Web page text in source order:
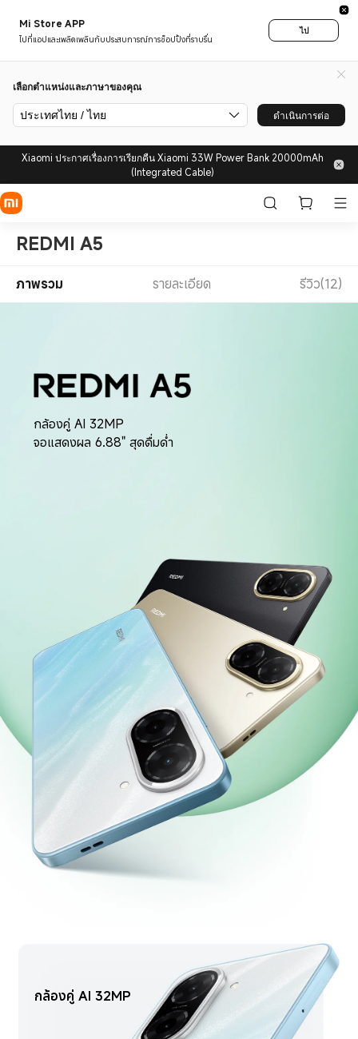
Mi Store APP
ไปที่แอปและเพลิดเพลินกับประสบการณ์การช็อปปิ้งที่ราบรื่น
ไป
เลือกตำแหน่งและภาษาของคุณ
ประเทศไทย / ไทย ดำเนินการต่อ
Xiaomi ประกาศเรื่องการเรียกคืน Xiaomi 33W Power Bank 20000mAh
(Integrated Cable)
REDMI A5
ภาพรวม รายละเอียด รีวิว(12)
กล้องคู่ AI 32MP
จอแสดงผล 6.88" สุดดื่มด่ำ
กล้องคู่ AI 32MP